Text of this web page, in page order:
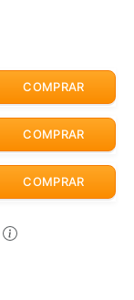
COMPRAR
COMPRAR
COMPRAR